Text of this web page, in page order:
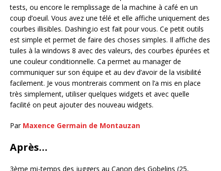
tests, ou encore le remplissage de la machine à café en un
coup d’oeuil. Vous avez une télé et elle affiche uniquement des
courbes illisibles. Dashing.io est fait pour vous. Ce petit outils
est simple et permet de faire des choses simples. Il affiche des
tuiles à la windows 8 avec des valeurs, des courbes épurées et
une couleur conditionnelle. Ca permet au manager de
communiquer sur son équipe et au dev d’avoir de la visibilité
facilement. Je vous montrerais comment on l’a mis en place
très simplement, utiliser quelques widgets et avec quelle
facilité on peut ajouter des nouveau widgets.
Par Maxence Germain de Montauzan
Après…
3ème mi-temps des juggers au Canon des Gobelins (25,